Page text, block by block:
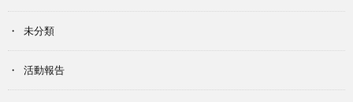
未分類
活動報告